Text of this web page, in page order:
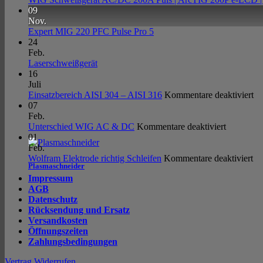
Plasmaschneider
09
Nov.
Expert MIG 220 PFC Pulse Pro 5Keine
PFC
5
24
Feb.
LaserschweißgerätKeine
Laserschweißgerät
16
Juli
Einsatzbereich AISI 304 – AISI 316 Kommentare deaktiviertfür
07
Feb.
Unterschied WIG AC & DC Kommentare deaktiviertfür
AC
01
Feb.
Wolfram Elektrode richtig Schleifen Kommentare deaktiviertfür
Impressum
AGB
Datenschutz
Rücksendung und Ersatz
Versandkosten
Öffnungszeiten
Zahlungsbedingungen